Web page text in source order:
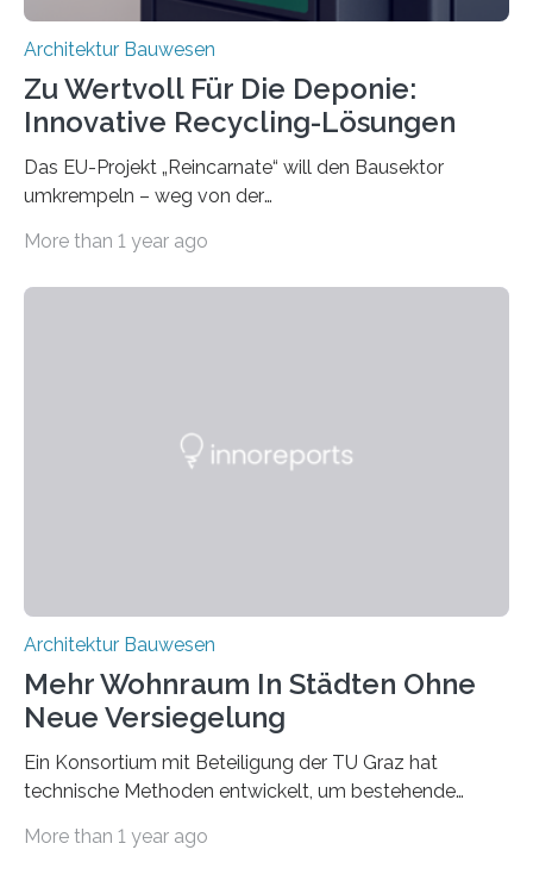
Architektur Bauwesen
Zu Wertvoll Für Die Deponie:
Innovative Recycling-Lösungen
Das EU-Projekt „Reincarnate“ will den Bausektor
umkrempeln – weg von der
Kreislaufwirtschaft Bei dem schwedischen
Datenbank erfasst sind, neue Baustoffe kreiert werden.
More than 1 year ago
Architektur Bauwesen
Mehr Wohnraum In Städten Ohne
Neue Versiegelung
Ein Konsortium mit Beteiligung der TU Graz hat
technische Methoden entwickelt, um bestehende
Holzkonstruktionen auf nachhaltige Weise
More than 1 year ago